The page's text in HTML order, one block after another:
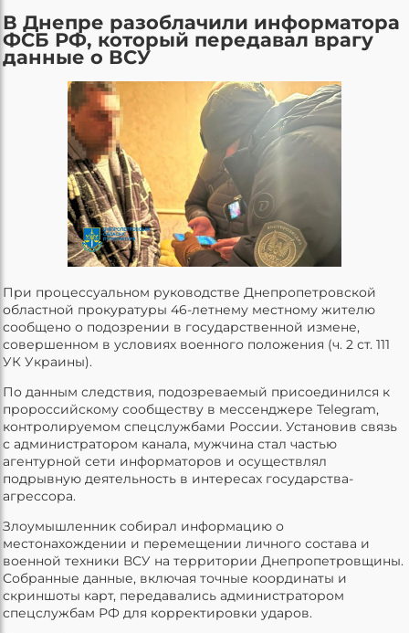
В Днепре разоблачили информатора
ФСБ РФ, который передавал врагу
данные о ВСУ
При процессуальном руководстве Днепропетровской
областной прокуратуры 46-летнему местному жителю
сообщено о подозрении в государственной измене,
совершенном в условиях военного положения (ч. 2 ст. 111
УК Украины).
По данным следствия, подозреваемый присоединился к
пророссийскому сообществу в мессенджере Telegram,
контролируемом спецслужбами России. Установив связь
с администратором канала, мужчина стал частью
агентурной сети информаторов и осуществлял
подрывную деятельность в интересах государства-
агрессора.
Злоумышленник собирал информацию о
местонахождении и перемещении личного состава и
военной техники ВСУ на территории Днепропетровщины.
Собранные данные, включая точные координаты и
скриншоты карт, передавались администратором
спецслужбам РФ для корректировки ударов.